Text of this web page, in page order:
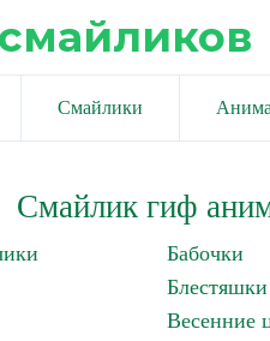
Смайлики
Смайлик гиф
Бабочки
Блестяшки
Весенние